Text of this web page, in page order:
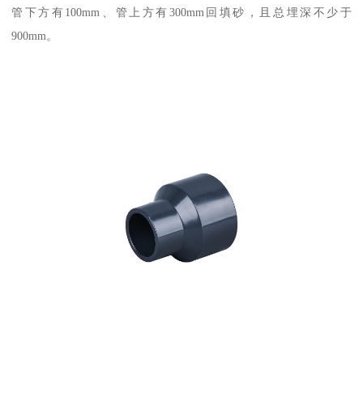
管下方有100mm、管上方有300mm回填砂，且总埋深不少于
900mm。